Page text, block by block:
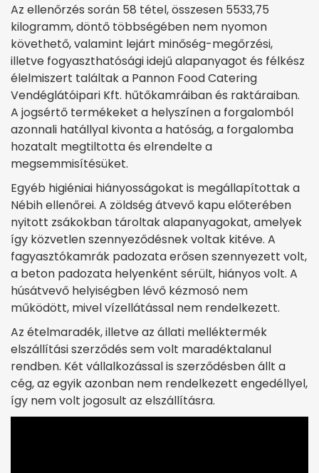
Az ellenőrzés során 58 tétel, összesen 5533,75
kilogramm, döntő többségében nem nyomon
követhető, valamint lejárt minőség-megőrzési,
illetve fogyaszthatósági idejű alapanyagot és félkész
élelmiszert találtak a Pannon Food Catering
Vendéglátóipari Kft. hűtőkamráiban és raktáraiban.
A jogsértő termékeket a helyszínen a forgalomból
azonnali hatállyal kivonta a hatóság, a forgalomba
hozatalt megtiltotta és elrendelte a
megsemmisítésüket.
Egyéb higiéniai hiányosságokat is megállapítottak a
Nébih ellenőrei. A zöldség átvevő kapu előterében
nyitott zsákokban tároltak alapanyagokat, amelyek
így közvetlen szennyeződésnek voltak kitéve. A
fagyasztókamrák padozata erősen szennyezett volt,
a beton padozata helyenként sérült, hiányos volt. A
húsátvevő helyiségben lévő kézmosó nem
működött, mivel vízellátással nem rendelkezett.
Az ételmaradék, illetve az állati melléktermék
elszállítási szerződés sem volt maradéktalanul
rendben. Két vállalkozással is szerződésben állt a
cég, az egyik azonban nem rendelkezett engedéllyel,
így nem volt jogosult az elszállításra.